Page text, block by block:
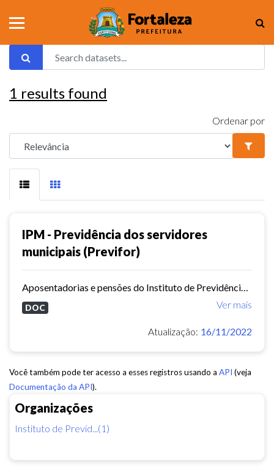
Organizações
Instituto de Previd...(1)
1 results found
Ordenar por
IPM - Previdência dos servidores
municipais (Previfor)
Ver mais
DOC
Atualização: 16/11/2022
Você também pode ter acesso a esses registros usando a API (veja
Documentação da API).